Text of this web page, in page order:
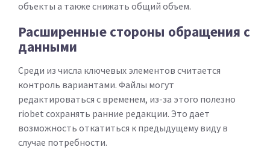
объекты а также снижать общий объем.
Расширенные стороны обращения с
данными
Среди из числа ключевых элементов считается
контроль вариантами. Файлы могут
редактироваться с временем, из-за этого полезно
riobet сохранять ранние редакции. Это дает
возможность откатиться к предыдущему виду в
случае потребности.